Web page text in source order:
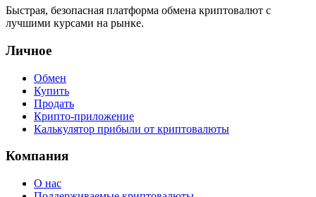
Быстрая, безопасная платформа обмена криптовалют с
лучшими курсами на рынке.
Личное
Обмен
Купить
Продать
Крипто-приложение
Калькулятор прибыли от криптовалюты
Компания
О нас